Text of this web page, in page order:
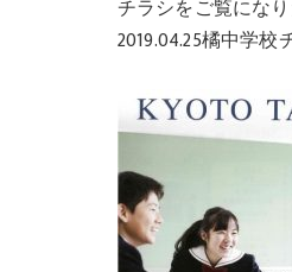
チラシをご覧にな
2019.04.25橘中学校